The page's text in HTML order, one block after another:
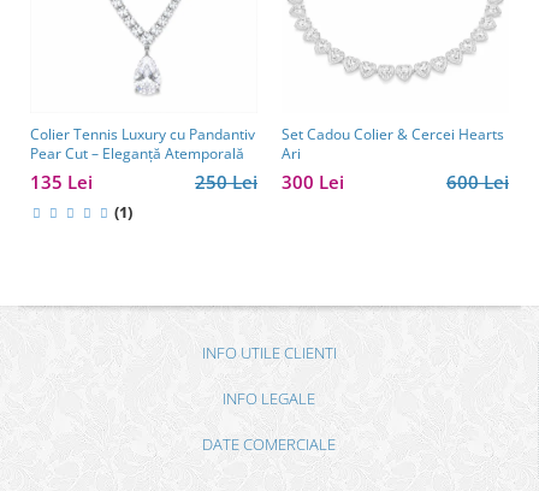
Colier Tennis Luxury cu Pandantiv
Pear Cut – Eleganță Atemporală
250 Lei
135 Lei
(1)
Set Cadou Colier & Cercei Hearts
Ari
600 Lei
300 Lei
INFO UTILE CLIENTI
INFO LEGALE
DATE COMERCIALE